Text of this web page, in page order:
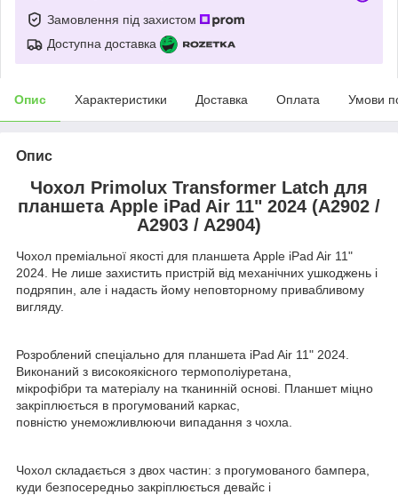
Замовлення під захистом
Доступна доставка
Опис Характеристики Доставка Оплата Умови
Опис
Чохол Primolux Transformer Latch для
планшета Apple iPad Air 11" 2024 (A2902 /
A2903 / A2904)
Чохол преміальної якості для планшета Apple iPad Air 11"
2024. Не лише захистить пристрій від механічних ушкоджень і
подряпин, але і надасть йому неповторному привабливому
вигляду.
Розроблений спеціально для планшета iPad Air 11" 2024.
Виконаний з високоякісного термополіуретана,
мікрофібри та матеріалу на тканинній основі. Планшет міцно
закріплюється в прогумований каркас,
повністю унеможливлюючи випадання з чохла.
Чохол складається з двох частин: з прогумованого бампера,
куди безпосередньо закріплюється девайс і